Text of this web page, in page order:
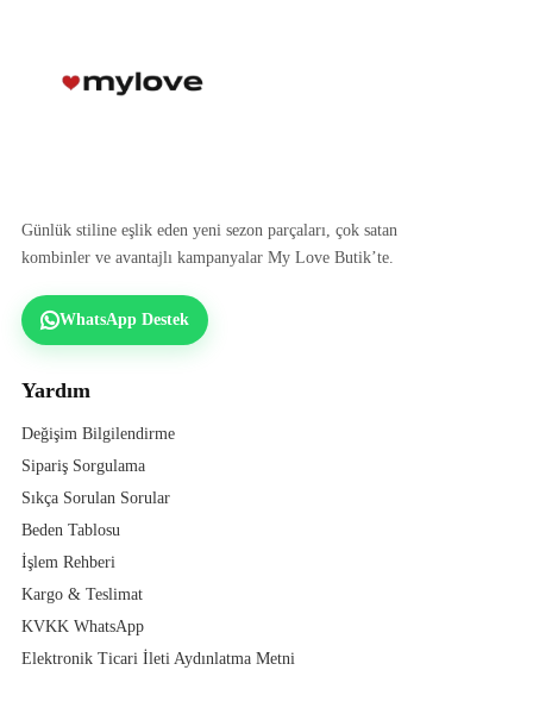
Günlük stiline eşlik eden yeni sezon parçaları, çok satan
kombinler ve avantajlı kampanyalar My Love Butik’te.
WhatsApp Destek
Yardım
Değişim Bilgilendirme
Sipariş Sorgulama
Sıkça Sorulan Sorular
Beden Tablosu
İşlem Rehberi
Kargo & Teslimat
KVKK WhatsApp
Elektronik Ticari İleti Aydınlatma Metni